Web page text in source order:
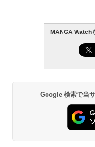
MANGA Watch
Google 検索で当